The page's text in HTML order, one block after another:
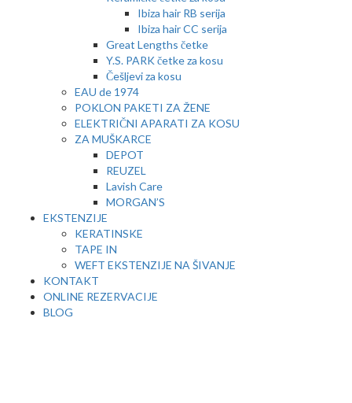
Ibiza hair RB serija
Ibiza hair CC serija
Great Lengths četke
Y.S. PARK četke za kosu
Češljevi za kosu
EAU de 1974
POKLON PAKETI ZA ŽENE
ELEKTRIČNI APARATI ZA KOSU
ZA MUŠKARCE
DEPOT
REUZEL
Lavish Care
MORGAN’S
EKSTENZIJE
KERATINSKE
TAPE IN
WEFT EKSTENZIJE NA ŠIVANJE
KONTAKT
ONLINE REZERVACIJE
BLOG